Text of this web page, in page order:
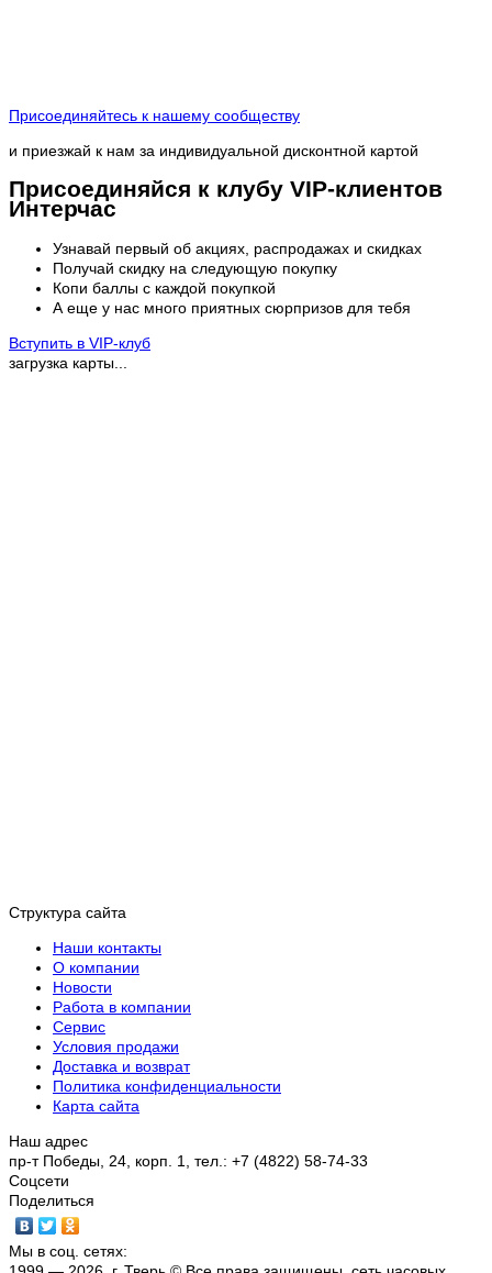
Присоединяйтесь к нашему сообществу
и приезжай к нам за индивидуальной дисконтной картой
Присоединяйся к клубу VIP-клиентов
Интерчас
Узнавай первый об акциях, распродажах и скидках
Получай скидку на следующую покупку
Копи баллы с каждой покупкой
А еще у нас много приятных сюрпризов для тебя
Вступить в VIP-клуб
загрузка карты...
Структура сайта
Наши контакты
О компании
Новости
Работа в компании
Сервис
Условия продажи
Доставка и возврат
Политика конфиденциальности
Карта сайта
Наш адрес
пр-т Победы, 24, корп. 1, тел.: +7 (4822) 58-74-33
Соцсети
Поделиться
Мы в соц. сетях: